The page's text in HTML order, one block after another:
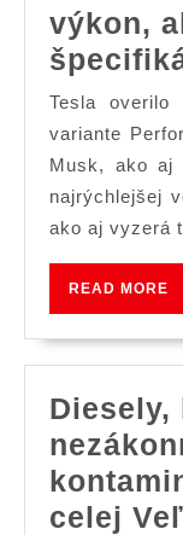
výkon,
Tesla overilo
variante
Musk, ako aj
najrýchlejšej
ako aj vyzerá
READ MORE
celej